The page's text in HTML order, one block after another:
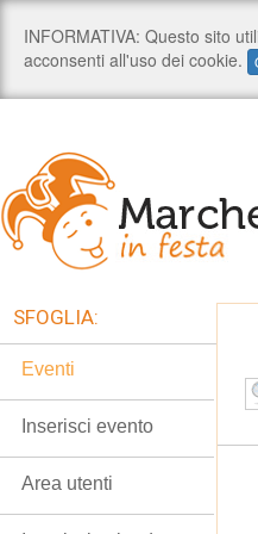
SFOGLIA:
Eventi
Inserisci evento
Area utenti